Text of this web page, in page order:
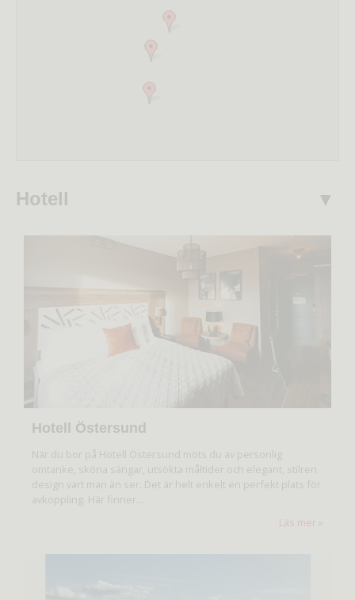
Hotell
Hotell Östersund
När du bor på Hotell Östersund möts du av personlig
omtanke, sköna sängar, utsökta måltider och elegant, stilren
design vart man än ser. Det är helt enkelt en perfekt plats för
avkoppling. Här finner...
Läs mer